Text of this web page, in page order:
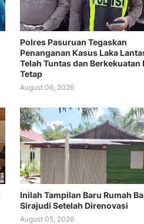
Polres Pasuruan Tegaskan
Penanganan Kasus Laka
Telah Tuntas dan Berkekuatan
Tetap
August 06, 2026
Inilah Tampilan Baru Rumah
Sirajudi Setelah Direnovasi
August 05, 2026